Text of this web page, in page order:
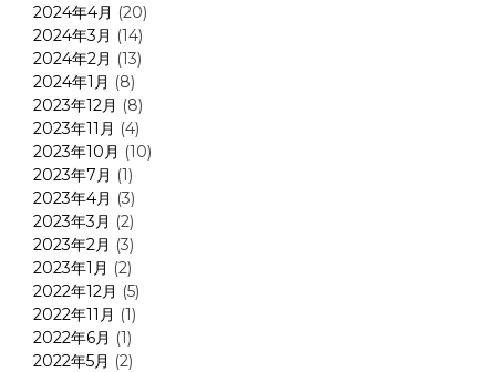
2024年4月 (20)
2024年3月 (14)
2024年2月 (13)
2024年1月 (8)
2023年12月 (8)
2023年11月 (4)
2023年10月 (10)
2023年7月 (1)
2023年4月 (3)
2023年3月 (2)
2023年2月 (3)
2023年1月 (2)
2022年12月 (5)
2022年11月 (1)
2022年6月 (1)
2022年5月 (2)